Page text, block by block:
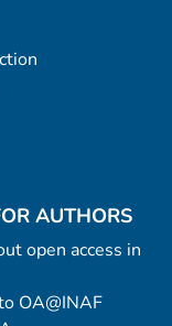
AUTHORS
open access in
OA@INAF